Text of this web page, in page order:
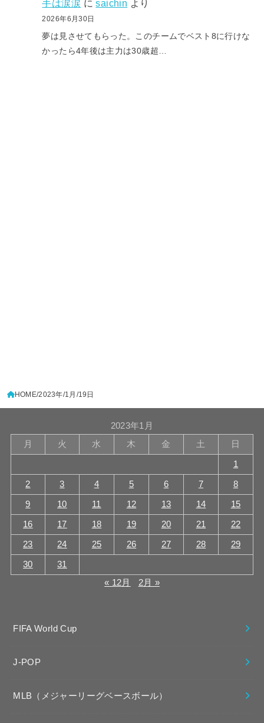
手は涙涙 にsaichin より
2026年6月30日
夢は見させてもらった。このチームでベスト8に行けな
かったら4年後は主力は30歳超…
HOME 2023年 1月 19日
2023年1月
月
火 水 木 金 土 日
1
2 3 4 5 6 7 8
9 10 11 12 13 14 15
16 17 18 19 20 21 22
23 24 25 26 27 28 29
30
31
« 12月
2月 »
FIFA World Cup
J-POP
MLB（メジャーリーグベースボール）